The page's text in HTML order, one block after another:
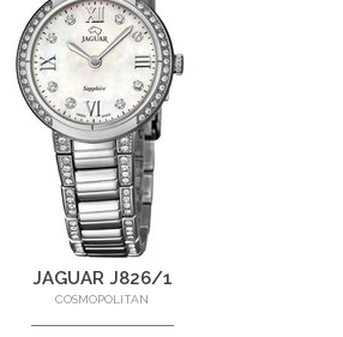
JAGUAR J826/1
COSMOPOLITAN